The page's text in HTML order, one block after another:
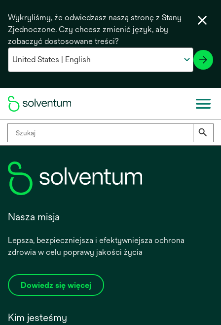
Wykryliśmy, że odwiedzasz naszą stronę z Stany
Zjednoczone. Czy chcesz zmienić język, aby
zobaczyć dostosowane treści?
Nasza misja
Lepsza, bezpieczniejsza i efektywniejsza ochrona
zdrowia w celu poprawy jakości życia
Dowiedz się więcej
Kim jesteśmy